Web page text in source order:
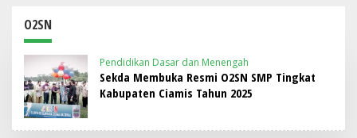
O2SN
Pendidikan Dasar dan Menengah
Sekda Membuka Resmi O2SN SMP Tingkat
Kabupaten Ciamis Tahun 2025